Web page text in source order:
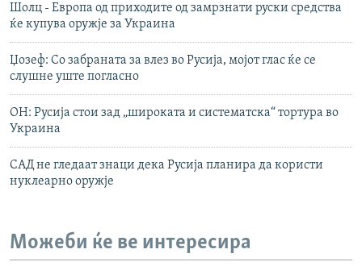
Шолц - Европа од приходите од замрзнати руски средства
ќе купува оружје за Украина
Џозеф: Со забраната за влез во Русија, мојот глас ќе се
слушне уште погласно
ОН: Русија стои зад „широката и систематска“ тортура во
Украина
САД не гледаат знаци дека Русија планира да користи
нуклеарно оружје
Можеби ќе ве интересира